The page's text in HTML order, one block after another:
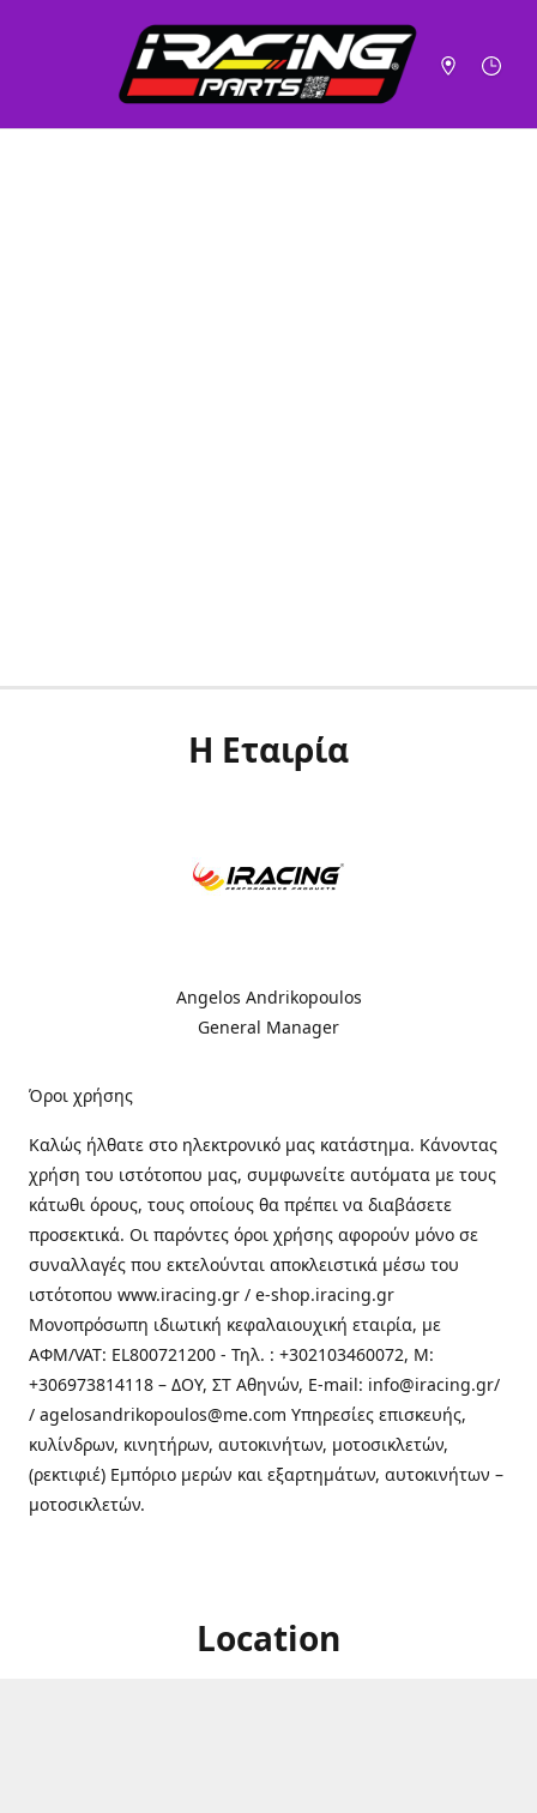
Η Εταιρία
Angelos Andrikopoulos
General Manager
Όροι χρήσης
Καλώς ήλθατε στo ηλεκτρονικό μας κατάστημα. Κάνοντας
χρήση του ιστότοπου μας, συμφωνείτε αυτόματα με τους
κάτωθι όρους, τους οποίους θα πρέπει να διαβάσετε
προσεκτικά. Οι παρόντες όροι χρήσης αφορούν μόνο σε
συναλλαγές που εκτελούνται αποκλειστικά μέσω του
ιστότοπου www.iracing.gr / e-shop.iracing.gr
Μονοπρόσωπη ιδιωτική κεφαλαιουχική εταιρία, με
ΑΦΜ/VAT: EL800721200 - Τηλ. : +302103460072, M:
+306973814118 – ΔΟΥ, ΣΤ Αθηνών, E-mail: info@iracing.gr/
/ agelosandrikopoulos@me.com Υπηρεσίες επισκευής,
κυλίνδρων, κινητήρων, αυτοκινήτων, μοτοσικλετών,
(ρεκτιφιέ) Εμπόριο μερών και εξαρτημάτων, αυτοκινήτων –
μοτοσικλετών.
Location